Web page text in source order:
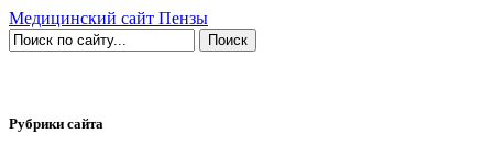
Медицинский сайт Пензы
Рубрики сайта